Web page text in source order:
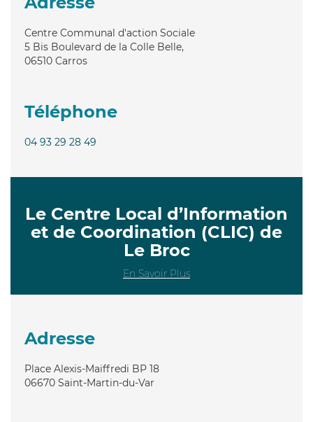
Centre Communal d'action Sociale
5 Bis Boulevard de la Colle Belle,
06510 Carros
Téléphone
04 93 29 28 49
Le Centre Local d’Information
et de Coordination (CLIC) de
Le Broc
En Savoir Plus
Adresse
Place Alexis-Maiffredi BP 18
06670 Saint-Martin-du-Var